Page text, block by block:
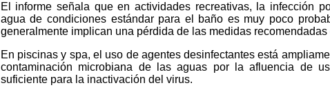
El informe señala que en actividades recreativas, la infección
agua de condiciones estándar para el baño es muy poco
generalmente implican una pérdida de las medidas
En piscinas y spa, el uso de agentes desinfectantes está
contaminación microbiana de las aguas por la afluencia de
suficiente para la inactivación del virus.